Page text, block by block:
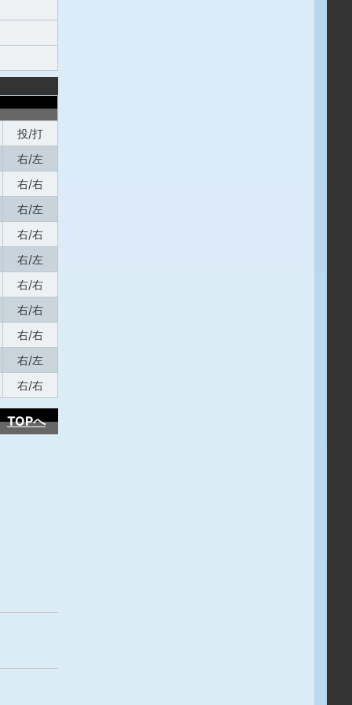
投/打
右/左
右/右
右/左
右/右
右/左
右/右
右/右
右/右
右/左
右/右
TOPへ